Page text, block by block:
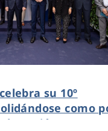
su 10º
como
la región